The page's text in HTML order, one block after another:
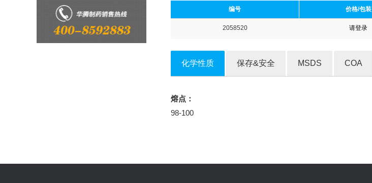
编号 价格/包装
2058520 请登录
化学性质 保存&安全 MSDS COA
熔点：
98-100